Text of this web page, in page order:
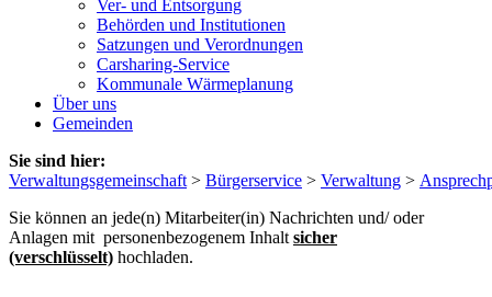
Ver- und Entsorgung
Behörden und Institutionen
Satzungen und Verordnungen
Carsharing-Service
Kommunale Wärmeplanung
Über uns
Gemeinden
Sie sind hier:
Verwaltungsgemeinschaft > Bürgerservice > Verwaltung >
Sie können an jede(n) Mitarbeiter(in) Nachrichten und/ oder
Anlagen mit personenbezogenem Inhalt sicher
(verschlüsselt) hochladen.